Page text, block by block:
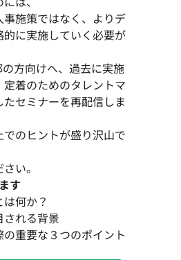
施策ではなく、よりデ
に実施していく必要が
方向けへ、過去に実施
着のためのタレントマ
セミナーを再配信しま
のヒントが盛り沢山で
い。
す
何か？
される背景
重要な３つのポイント